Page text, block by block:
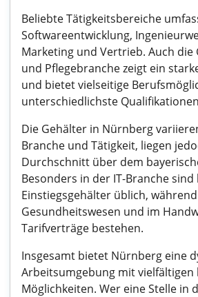
Beliebte Tätigkeitsbereiche
Softwareentwicklung,
Marketing und Vertrieb. Auch die
und Pflegebranche zeigt ein
und bietet vielseitige
unterschiedlichste
Die Gehälter in Nürnberg
Branche und Tätigkeit, liegen
Durchschnitt über dem
Besonders in der IT-Branche
Einstiegsgehälter üblich,
Gesundheitswesen und im
Tarifverträge bestehen.
Insgesamt bietet Nürnberg eine
Arbeitsumgebung mit vielfältigen
Möglichkeiten. Wer eine Stelle in